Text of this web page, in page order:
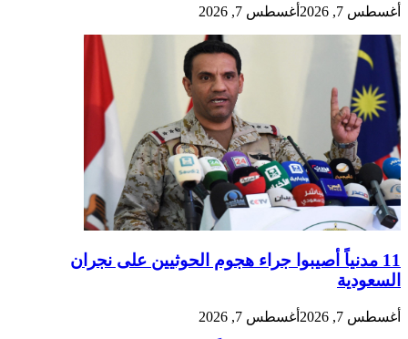
أغسطس 7, 2026 أغسطس 7, 2026
11 مدنياً أصيبوا جراء هجوم الحوثيين على نجران
السعودية
أغسطس 7, 2026 أغسطس 7, 2026